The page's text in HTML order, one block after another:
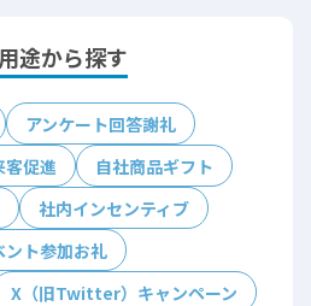
途から探す
アンケート回答謝礼
客促進
自社商品ギフト
社内インセンティブ
ント参加お礼
X（旧Twitter）キャンペーン